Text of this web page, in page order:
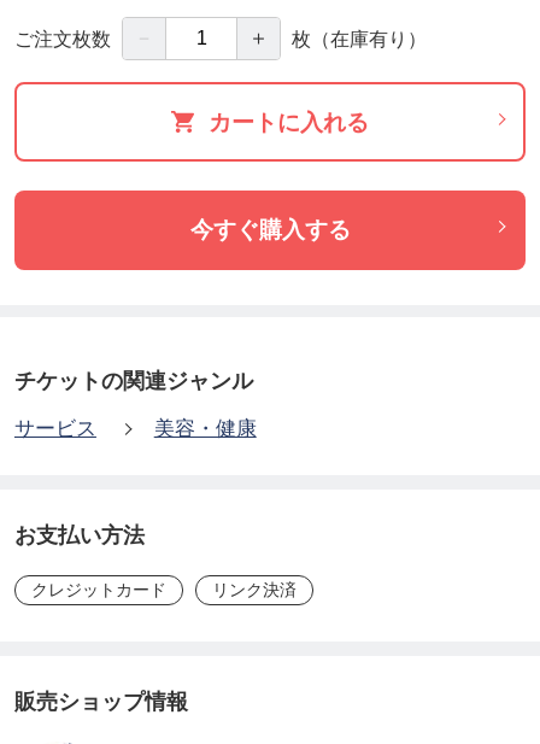
ご注文枚数 － ＋ 枚 （在庫有り）
カートに入れる
今すぐ購入する
チケットの関連ジャンル
サービス 美容・健康
お支払い方法
クレジットカード リンク決済
販売ショップ情報